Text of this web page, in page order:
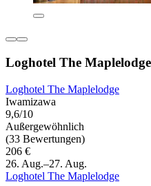
Loghotel The Maplelodge
Loghotel The Maplelodge
Iwamizawa
9,6/10
Außergewöhnlich
(33 Bewertungen)
206 €
26. Aug.–27. Aug.
Loghotel The Maplelodge